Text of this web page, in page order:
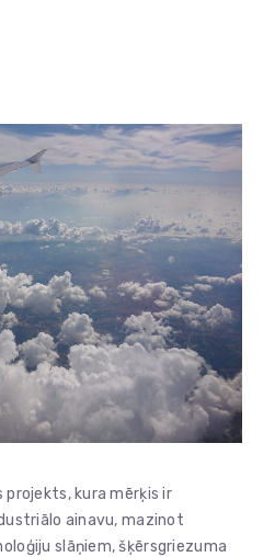
projekts, kura mērķis ir
ainavu, mazinot
slāņiem, šķērsgriezuma